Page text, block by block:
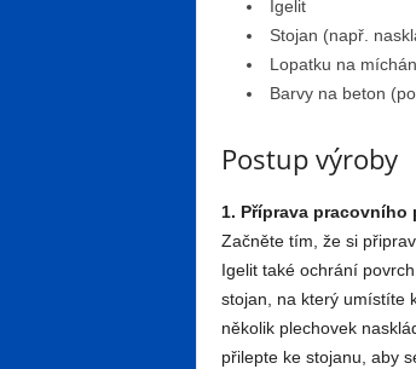
Igelit
Stojan (např.
Lopatku na
Barvy na beton
Postup výroby
1. Příprava pracovního
Začněte tím, že si
Igelit také ochrání
stojan, na který umístíte
několik plechovek
přilepte ke stojanu, aby